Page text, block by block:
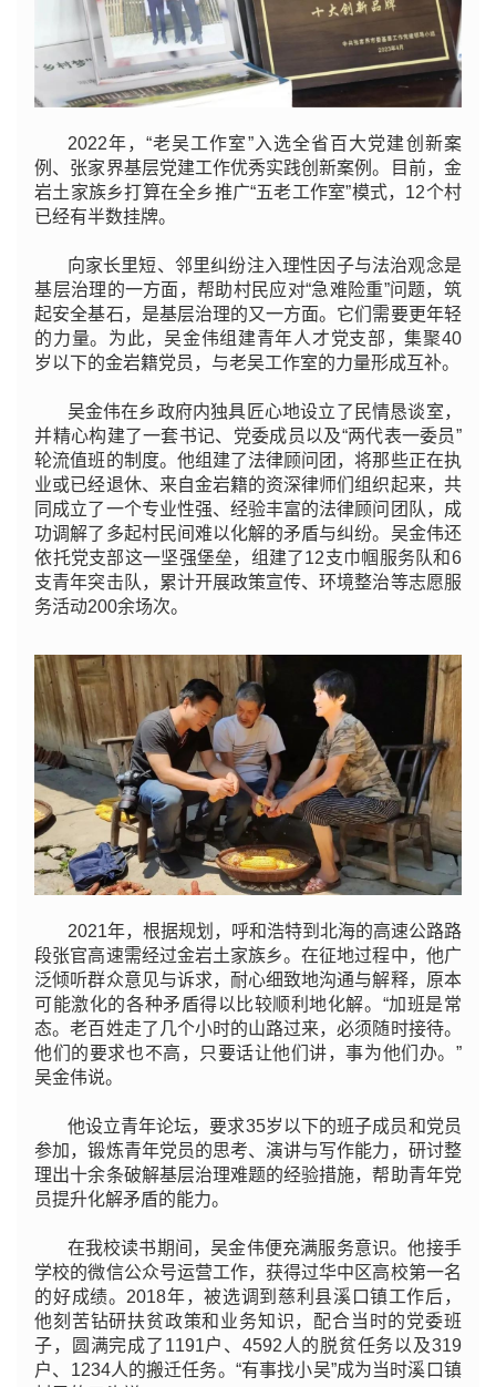
2022年，“老吴工作室”入选全省百大党建创新案
例、张家界基层党建工作优秀实践创新案例。目前，金
岩土家族乡打算在全乡推广“五老工作室”模式，12个村
已经有半数挂牌。
向家长里短、邻里纠纷注入理性因子与法治观念是
基层治理的一方面，帮助村民应对“急难险重”问题，筑
起安全基石，是基层治理的又一方面。它们需要更年轻
的力量。为此，吴金伟组建青年人才党支部，集聚40
岁以下的金岩籍党员，与老吴工作室的力量形成互补。
吴金伟在乡政府内独具匠心地设立了民情恳谈室，
并精心构建了一套书记、党委成员以及“两代表一委员”
轮流值班的制度。他组建了法律顾问团，将那些正在执
业或已经退休、来自金岩籍的资深律师们组织起来，共
同成立了一个专业性强、经验丰富的法律顾问团队，成
功调解了多起村民间难以化解的矛盾与纠纷。吴金伟还
依托党支部这一坚强堡垒，组建了12支巾帼服务队和6
支青年突击队，累计开展政策宣传、环境整治等志愿服
务活动200余场次。
2021年，根据规划，呼和浩特到北海的高速公路路
段张官高速需经过金岩土家族乡。在征地过程中，他广
泛倾听群众意见与诉求，耐心细致地沟通与解释，原本
可能激化的各种矛盾得以比较顺利地化解。“加班是常
态。老百姓走了几个小时的山路过来，必须随时接待。
他们的要求也不高，只要话让他们讲，事为他们办。”
吴金伟说。
他设立青年论坛，要求35岁以下的班子成员和党员
参加，锻炼青年党员的思考、演讲与写作能力，研讨整
理出十余条破解基层治理难题的经验措施，帮助青年党
员提升化解矛盾的能力。
在我校读书期间，吴金伟便充满服务意识。他接手
学校的微信公众号运营工作，获得过华中区高校第一名
的好成绩。2018年，被选调到慈利县溪口镇工作后，
他刻苦钻研扶贫政策和业务知识，配合当时的党委班
子，圆满完成了 1191户、 4592人的脱贫任务以及319
户、 1234人的搬迁任务。“有事找小吴”成为当时溪口镇